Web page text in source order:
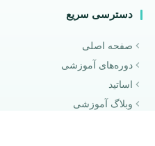
دسترسی سریع
صفحه اصلی
دوره‌های آموزشی
اساتید
وبلاگ آموزشی